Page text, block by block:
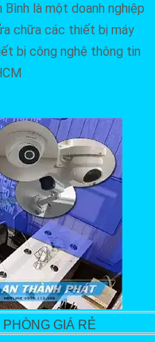
là một doanh nghiệp
chữa các thiết bị máy
bị công nghệ thông tin
GIÁ RẺ